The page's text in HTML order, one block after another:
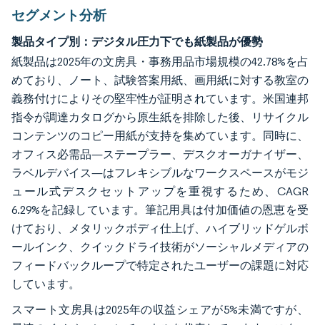
セグメント分析
製品タイプ別：デジタル圧力下でも紙製品が優勢
紙製品は2025年の文房具・事務用品市場規模の42.78%を占
めており、ノート、試験答案用紙、画用紙に対する教室の
義務付けによりその堅牢性が証明されています。米国連邦
指令が調達カタログから原生紙を排除した後、リサイクル
コンテンツのコピー用紙が支持を集めています。同時に、
オフィス必需品—ステープラー、デスクオーガナイザー、
ラベルデバイス—はフレキシブルなワークスペースがモジ
ュール式デスクセットアップを重視するため、CAGR
6.29%を記録しています。筆記用具は付加価値の恩恵を受
けており、メタリックボディ仕上げ、ハイブリッドゲルボ
ールインク、クイックドライ技術がソーシャルメディアの
フィードバックループで特定されたユーザーの課題に対応
しています。
スマート文房具は2025年の収益シェアが5%未満ですが、